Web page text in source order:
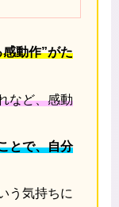
動作”がた
など、感動
とで、自分
う気持ちに